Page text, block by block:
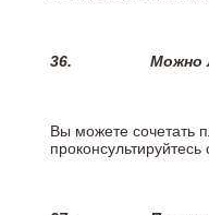
36. Можно
Вы можете сочетать